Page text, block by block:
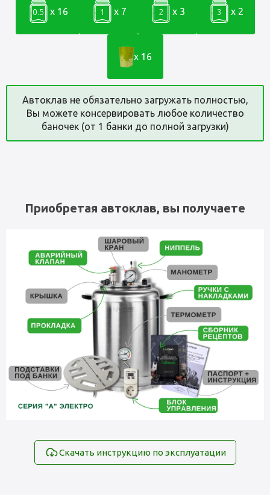
0.5 x 16 1 x 7 2 x 3 3 x 2
x 16
Автоклав не обязательно загружать полностью,
Вы можете консервировать любое количество
баночек (от 1 банки до полной загрузки)
Приобретая автоклав, вы получаете
Скачать инструкцию по эксплуатации